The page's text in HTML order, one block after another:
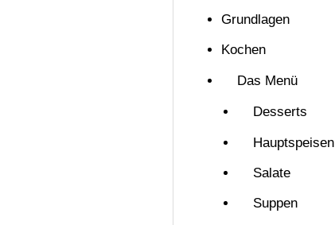
Grundlagen
Kochen
Das Menü
Desserts
Hauptspeisen
Salate
Suppen